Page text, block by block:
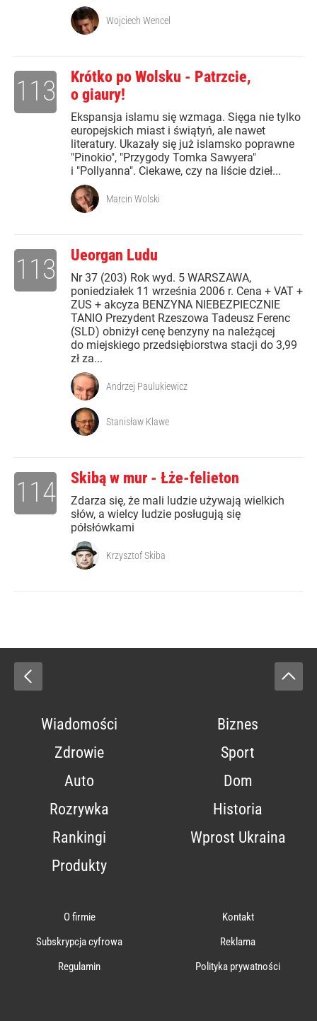
Wojciech Wencel
Krótko po Wolsku - Patrzcie,
o giaury!
Ekspansja islamu się wzmaga. Sięga nie tylko
europejskich miast i świątyń, ale nawet
literatury. Ukazały się już islamsko poprawne
"Pinokio", "Przygody Tomka Sawyera"
i "Pollyanna". Ciekawe, czy na liście dzieł...
113
Marcin Wolski
Ueorgan Ludu
Nr 37 (203) Rok wyd. 5 WARSZAWA,
poniedziałek 11 września 2006 r. Cena + VAT +
ZUS + akcyza BENZYNA NIEBEZPIECZNIE
TANIO Prezydent Rzeszowa Tadeusz Ferenc
(SLD) obniżył cenę benzyny na należącej
do miejskiego przedsiębiorstwa stacji do 3,99
zł za...
113
Andrzej Paulukiewicz
Stanisław Klawe
Skibą w mur - Łże-felieton
Zdarza się, że mali ludzie używają wielkich
słów, a wielcy ludzie posługują się
półsłówkami
114
Krzysztof Skiba
Wiadomości
Biznes
Zdrowie
Sport
Auto
Dom
Rozrywka
Historia
Rankingi
Wprost Ukraina
Produkty
O firmie
Kontakt
Subskrypcja cyfrowa
Reklama
Regulamin
Polityka prywatności